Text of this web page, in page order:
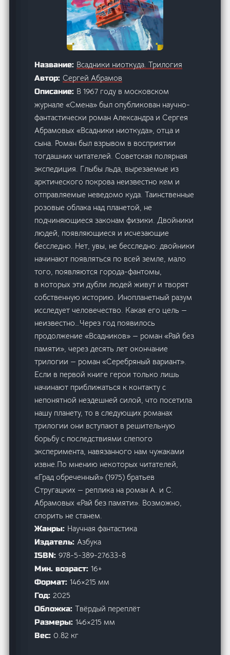
Название: Всадники ниоткуда. Трилогия
Автор:Сергей Абрамов
Описание: В 1967 году в московском
журнале «Смена» был опубликован научно-
фантастически роман Александра и Сергея
Абрамовых «Всадники ниоткуда», отца и
сына. Роман был взрывом в восприятии
тогдашних читателей. Советская полярная
экспедиция. Глыбы льда, вырезаемые из
арктического покрова неизвестно кем и
отправляемые неведомо куда. Таинственные
розовые облака над планетой, не
подчиняющиеся законам физики. Двойники
людей, появляющиеся и исчезающие
бесследно. Нет, увы, не бесследно: двойники
начинают появляться по всей земле, мало
того, появляются города-фантомы,
в которых эти дубли людей живут и творят
собственную историю. Инопланетный разум
исследует человечество. Какая его цель —
неизвестно…Через год появилось
продолжение «Всадников» — роман «Рай без
памяти», через десять лет окончание
трилогии — роман «Серебряный вариант».
Если в первой книге герои только лишь
начинают приближаться к контакту с
непонятной нездешней силой, что посетила
нашу планету, то в следующих романах
трилогии они вступают в решительную
борьбу с последствиями слепого
эксперимента, навязанного нам чужаками
извне.По мнению некоторых читателей,
«Град обреченный» (1975) братьев
Стругацких — реплика на роман А. и С.
Абрамовых «Рай без памяти». Возможно,
спорить не станем.
Жанры: Научная фантастика
Издатель:Азбука
ISBN:978-5-389-27633-8
Мин. возраст:16+
Формат:146×215 мм
Год:2025
Обложка:Твёрдый переплёт
Размеры:146×215 мм
Вес:0.82 кг